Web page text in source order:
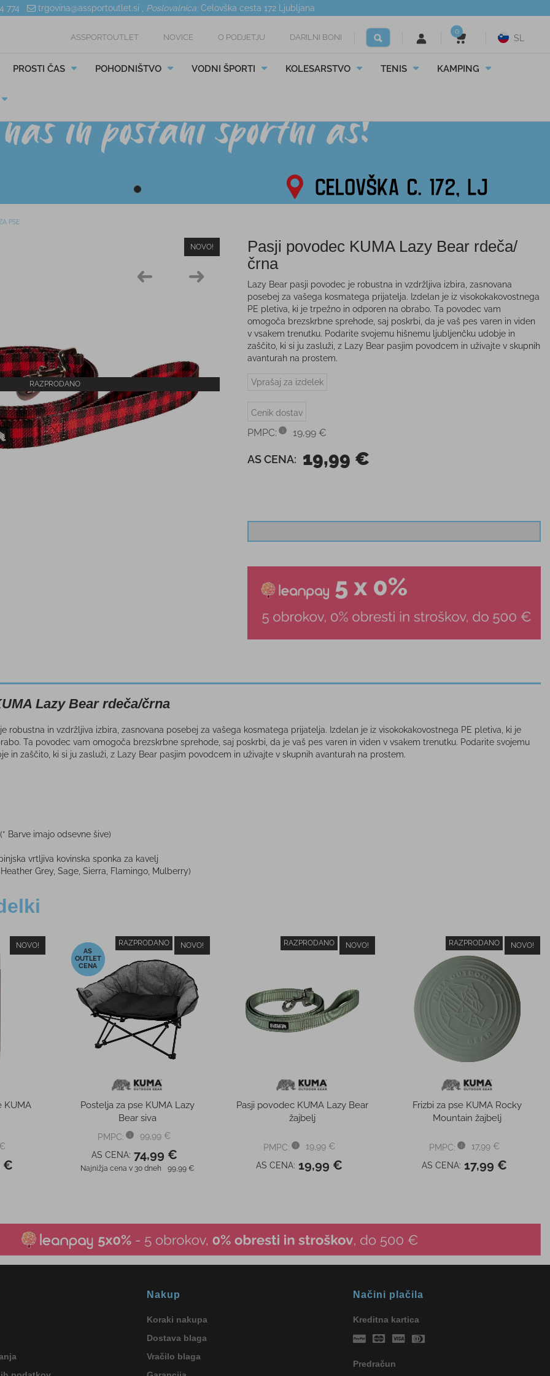
774 trgovina@assportoutlet.si Poslovalnica: Celovška cesta 172Ljubljana
ASSPORTOUTLET NOVICE O PODJETJU DARILNI BONI
0
SL
PROSTI ČAS POHODNIŠTVO VODNI ŠPORTI KOLESARSTVO TENIS KAMPING
PSE
RAZPRODANO
NOVO!
Pasji povodec KUMA Lazy Bear rdeča/
črna
Lazy Bear pasji povodec je robustna in vzdržljiva izbira, zasnovana
posebej za vašega kosmatega prijatelja. Izdelan je iz visokokakovostnega
PE pletiva, ki je trpežno in odporen na obrabo. Ta povodec vam
omogoča brezskrbne sprehode, saj poskrbi, da je vaš pes varen in viden
v vsakem trenutku. Podarite svojemu hišnemu ljubljenčku udobje in
zaščito, ki si ju zasluži, z Lazy Bear pasjim povodcem in uživajte v skupnih
avanturah na prostem.
Vprašaj za izdelek
Cenik dostav
PMPC: 19,99 €
AS CENA: 19,99 €
Lazy Bear rdeča/črna
robustna in vzdržljiva izbira, zasnovana posebej za vašega kosmatega prijatelja. Izdelan je iz visokokakovostnega PE pletiva, ki je
Ta povodec vam omogoča brezskrbne sprehode, saj poskrbi, da je vaš pes varen in viden v vsakem trenutku. Podarite svojemu
in zaščito, ki si ju zasluži, z Lazy Bear pasjim povodcem in uživajte v skupnih avanturah na prostem.
Barve imajo odsevne šive)
vrtljiva kovinska sponka za kavelj
Heather Grey, Sage, Sierra, Flamingo, Mulberry)
NOVO!
KUMA
€
-25%
RAZPRODANO NOVO!
Postelja za pse KUMA Lazy
Bear siva
PMPC:
99,99 €
AS CENA: 74,99 €
Najnižja cena v 30 dneh 99,99 €
RAZPRODANO NOVO!
Pasji povodec KUMA Lazy Bear
žajbelj
PMPC:
19,99 €
AS CENA: 19,99 €
RAZPRODANO NOVO!
Frizbi za pse KUMA Rocky
Mountain žajbelj
PMPC:
17,99 €
AS CENA: 17,99 €
Nakup
Koraki nakupa
Dostava blaga
Vračilo blaga
Načini plačila
Kreditna kartica
Predračun